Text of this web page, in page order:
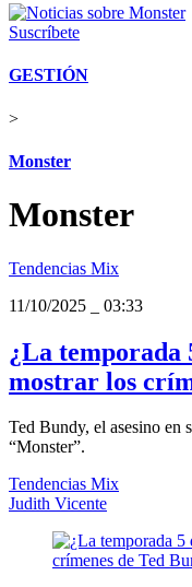
Suscríbete
GESTIÓN
>
Monster
Monster
Tendencias Mix
11/10/2025
03:33
¿La temporada
mostrar los
Ted Bundy, el asesino en
“Monster”.
Tendencias Mix
Judith Vicente